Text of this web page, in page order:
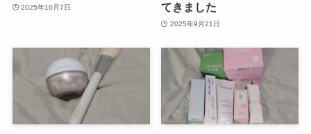
2025年10月7日
てきました
2025年9月21日